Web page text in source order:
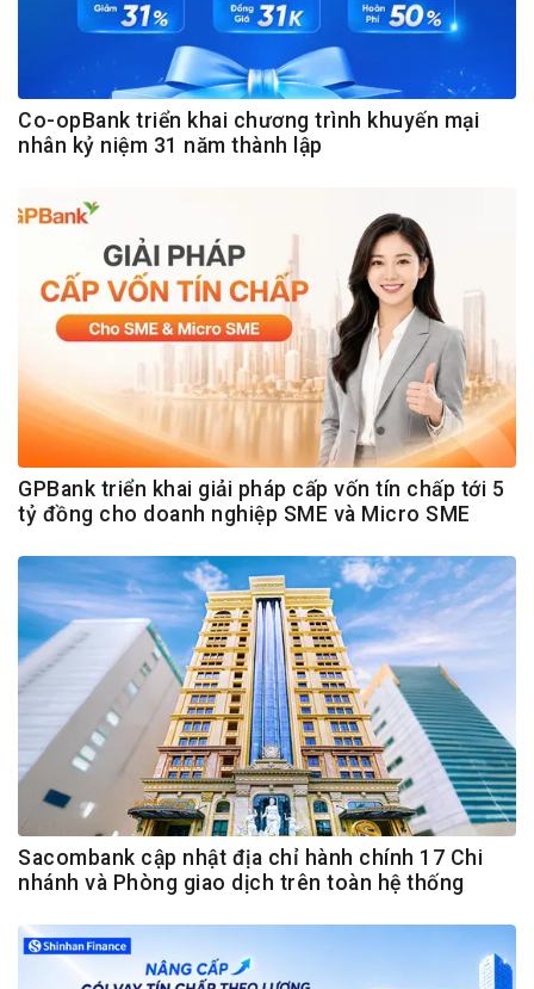
Co-opBank triển khai chương trình khuyến mại
nhân kỷ niệm 31 năm thành lập
GPBank triển khai giải pháp cấp vốn tín chấp tới 5
tỷ đồng cho doanh nghiệp SME và Micro SME
Sacombank cập nhật địa chỉ hành chính 17 Chi
nhánh và Phòng giao dịch trên toàn hệ thống